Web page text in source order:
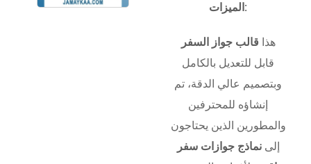
الميزات:
هذا قالب جواز السفر
قابل للتعديل بالكامل
وبتصميم عالي الدقة، تم
إنشاؤه للمحترفين
والمطورين الذين يحتاجون
إلىنماذج جوازات سفر